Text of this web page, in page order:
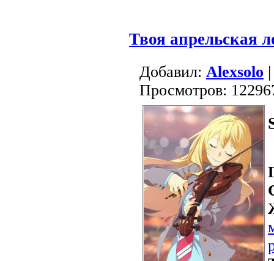
Твоя апрельская
Добавил: Alexsolo
Просмотров: